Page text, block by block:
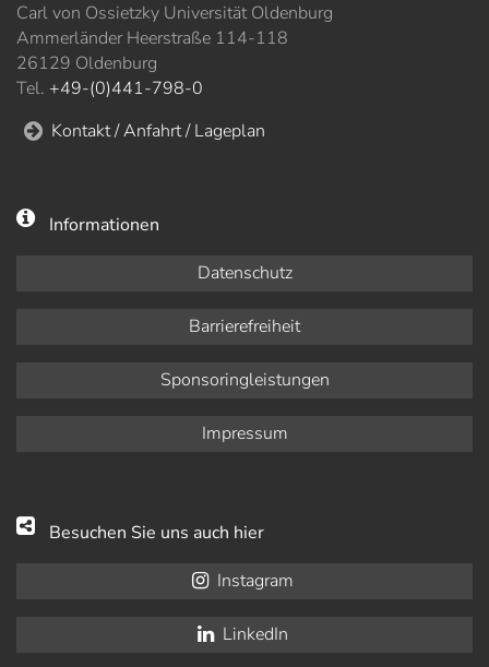
Carl von Ossietzky Universität Oldenburg
Ammerländer Heerstraße 114-118
26129 Oldenburg
Tel. +49-(0)441-798-0
Kontakt / Anfahrt / Lageplan
Informationen
Datenschutz
Barrierefreiheit
Sponsoringleistungen
Impressum
Besuchen Sie uns auch hier
Instagram
LinkedIn